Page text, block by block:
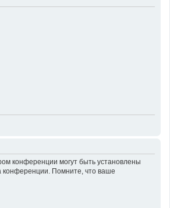
конференции могут быть установлены
конференции. Помните, что ваше